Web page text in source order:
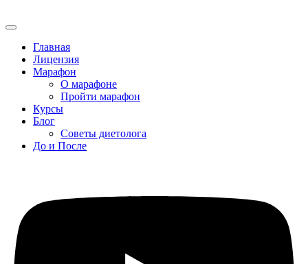
Главная
Лицензия
Марафон
О марафоне
Пройти марафон
Курсы
Блог
Советы диетолога
До и После